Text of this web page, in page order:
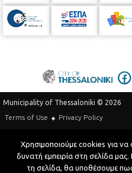
Municipality of Thessaloniki © 2026
Terms of Use
Privacy Policy
Developed by MyCompany Projects
Χρησιμοποιούμε cookies για
δυνατή εμπειρία στη σελίδα μας.
τη σελίδα, θα υποθέσουμε